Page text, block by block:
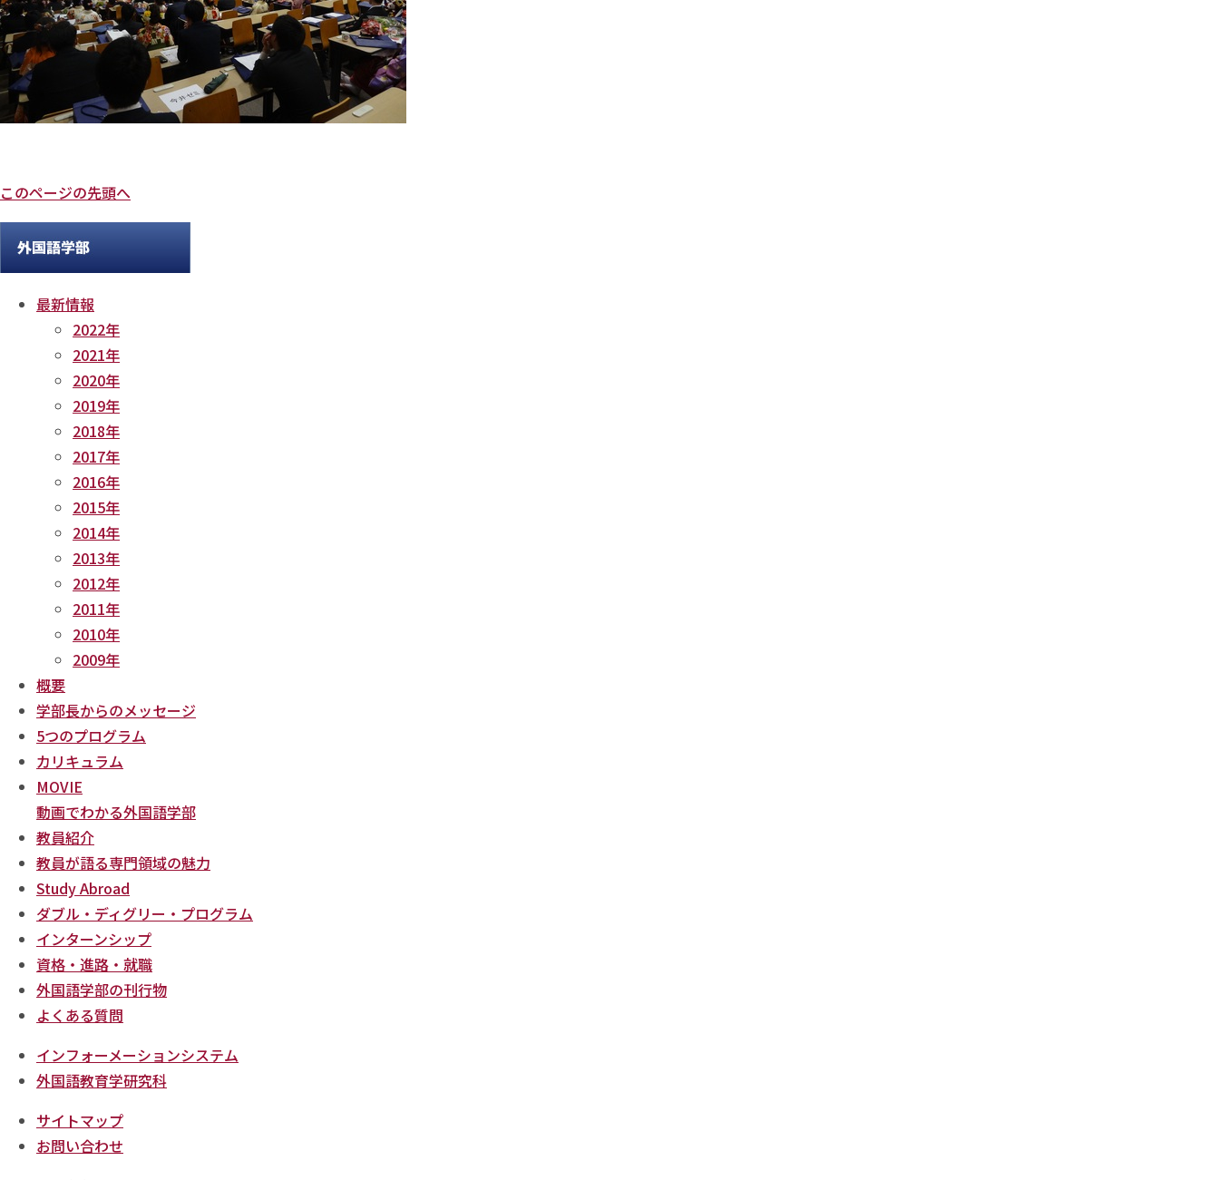
このページの先頭へ
最新情報
2022年
2021年
2020年
2019年
2018年
2017年
2016年
2015年
2014年
2013年
2012年
2011年
2010年
2009年
概要
学部長からのメッセージ
5つのプログラム
カリキュラム
MOVIE
動画でわかる外国語学部
教員紹介
教員が語る専門領域の魅力
Study Abroad
ダブル・ディグリー・プログラム
インターンシップ
資格・進路・就職
外国語学部の刊行物
よくある質問
インフォーメーションシステム
外国語教育学研究科
サイトマップ
お問い合わせ